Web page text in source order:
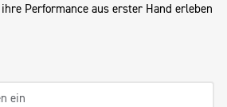
Performance aus erster Hand erleben